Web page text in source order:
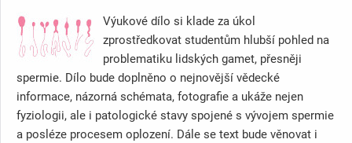
Výukové dílo si klade za úkol
zprostředkovat studentům hlubší pohled na
problematiku lidských gamet, přesněji
spermie. Dílo bude doplněno o nejnovější vědecké
informace, názorná schémata, fotografie a ukáže nejen
fyziologii, ale i patologické stavy spojené s vývojem spermie
a posléze procesem oplození. Dále se text bude věnovat i